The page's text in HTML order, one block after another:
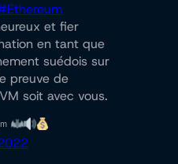
et fier
en tant que
suédois sur
preuve de
soit avec vous.